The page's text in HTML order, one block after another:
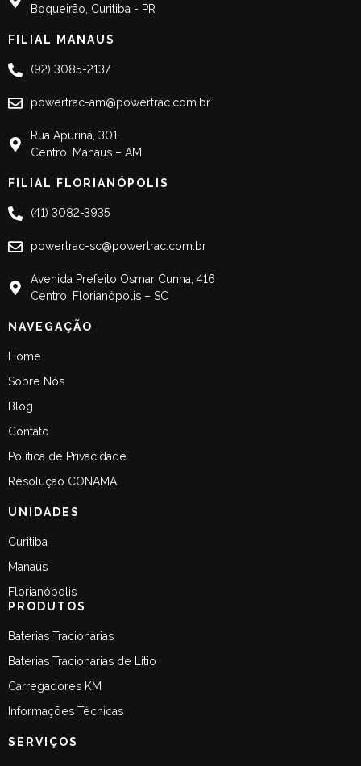
Boqueirão, Curitiba - PR
FILIAL MANAUS
(92) 3085-2137
powertrac-am@powertrac.com.br
Rua Apurinã, 301
Centro, Manaus – AM
FILIAL FLORIANÓPOLIS
(41) 3082-3935
powertrac-sc@powertrac.com.br
Avenida Prefeito Osmar Cunha, 416
Centro, Florianópolis – SC
NAVEGAÇÃO
Home
Sobre Nós
Blog
Contato
Política de Privacidade
Resolução CONAMA
UNIDADES
Curitiba
Manaus
Florianópolis
PRODUTOS
Baterias Tracionárias
Baterias Tracionárias de Lítio
Carregadores KM
Informações Técnicas
SERVIÇOS